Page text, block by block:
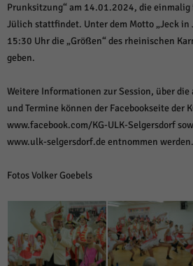
Prunksitzung“ am 14.01.2024, die
Jülich stattfindet. Unter dem Motto „Jeck in
15:30 Uhr die „Größen“ des rheinischen
geben.
Weitere Informationen zur Session, über
und Termine können der Facebookseite der
www.facebook.com/KG-ULK-Selgersdorf
www.ulk-selgersdorf.de entnommen werden.
Fotos Volker Goebels